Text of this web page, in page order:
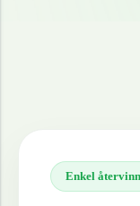
Enkel